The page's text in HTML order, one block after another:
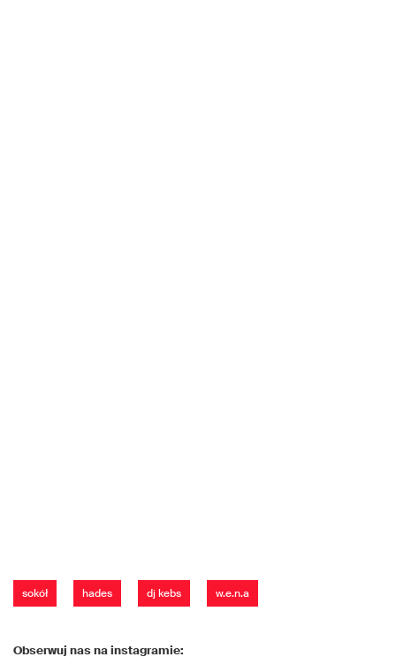
sokół hades dj kebs w.e.n.a
Obserwuj nas na instagramie: